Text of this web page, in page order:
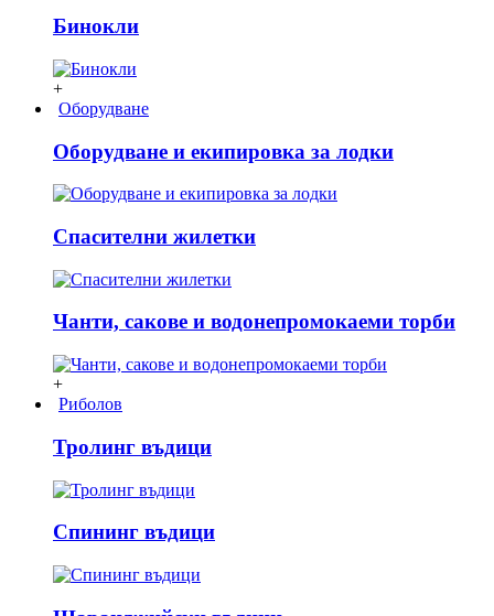
Бинокли
+
Оборудване
Оборудване и екипировка за лодки
Спасителни жилетки
Чанти, сакове и водонепромокаеми торби
+
Риболов
Тролинг въдици
Спининг въдици